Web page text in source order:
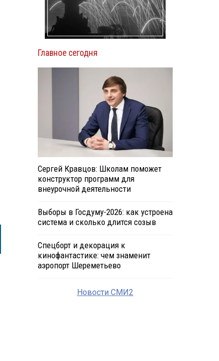
Главное сегодня
Сергей Кравцов: Школам поможет
конструктор программ для
внеурочной деятельности
Выборы в Госдуму-2026: как устроена
система и сколько длится созыв
Спецборт и декорация к
кинофантастике: чем знаменит
аэропорт Шереметьево
Новости СМИ2